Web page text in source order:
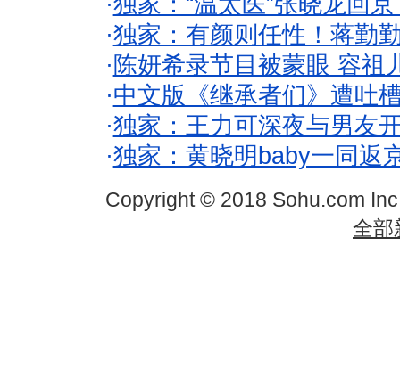
·独家：有颜则任性！蒋勤
· 陈妍希录节目被蒙眼 容祖
·中文版《继承者们》遭吐
·独家：王力可深夜与男友
·独家：黄晓明baby一同返
Copyright © 2018 Sohu.com
全部